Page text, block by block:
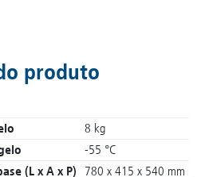
produto
8 kg
-55 °C
(L x A x P)
780 x 415 x 540 mm